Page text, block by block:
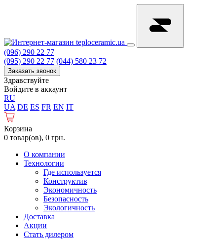
(096) 290 22 77
(095) 290 22 77 (044) 580 23 72
Заказать звонок
Здравствуйте
Войдите в аккаунт
RU
UA DE ES FR EN IT
Корзина
0 товар(ов), 0 грн.
О компании
Технологии
Где используется
Конструктив
Экономичность
Безопасность
Экологичность
Доставка
Акции
Стать дилером